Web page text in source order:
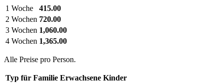
1 Woche
415.00
2 Wochen 720.00
3 Wochen 1,060.00
4 Wochen 1,365.00
Alle Preise pro Person.
Typ für Familie Erwachsene Kinder